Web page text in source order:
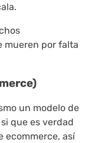
mueren por falta
un modelo de
que es verdad
ecommerce, así